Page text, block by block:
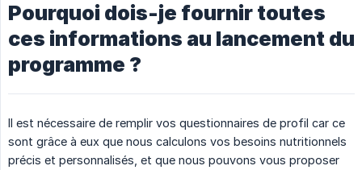
Pourquoi dois-je fournir toutes
ces informations au lancement du
programme ?
Il est nécessaire de remplir vos questionnaires de profil car ce
sont grâce à eux que nous calculons vos besoins nutritionnels
précis et personnalisés, et que nous pouvons vous proposer